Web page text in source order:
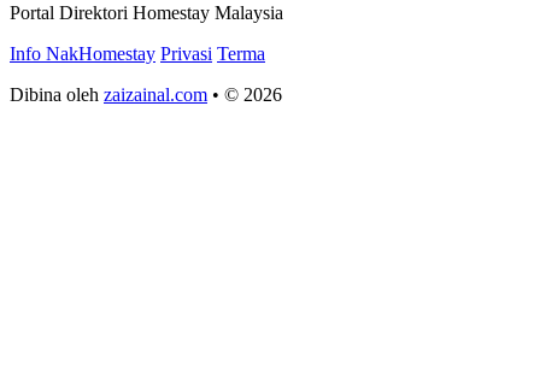
Portal Direktori Homestay Malaysia
Info NakHomestay Privasi Terma
Dibina oleh zaizainal.com • © 2026